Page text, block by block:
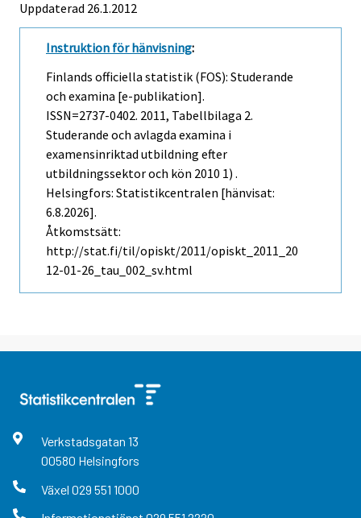
Uppdaterad 26.1.2012
Instruktion för hänvisning:
Finlands officiella statistik (FOS): Studerande
och examina [e-publikation].
ISSN=2737-0402. 2011, Tabellbilaga 2.
Studerande och avlagda examina i
examensinriktad utbildning efter
utbildningssektor och kön 2010 1) .
Helsingfors: Statistikcentralen [hänvisat:
6.8.2026].
Åtkomstsätt:
http://stat.fi/til/opiskt/2011/opiskt_2011_20
12-01-26_tau_002_sv.html
Verkstadsgatan 13
00580 Helsingfors
Växel 029 551 1000